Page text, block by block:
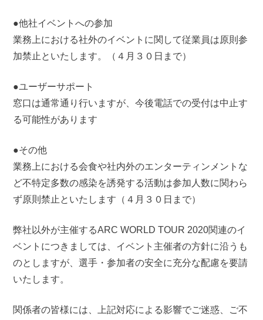
●他社イベントへの参加
業務上における社外のイベントに関して従業員は原則参
加禁止といたします。（４月３０日まで）
●ユーザーサポート
窓口は通常通り行いますが、今後電話での受付は中止す
る可能性があります
●その他
業務上における会食や社内外のエンターティンメントな
ど不特定多数の感染を誘発する活動は参加人数に関わら
ず原則禁止といたします（４月３０日まで）
弊社以外が主催するARC WORLD TOUR 2020関連のイ
ベントにつきましては、イベント主催者の方針に沿うも
のとしますが、選手・参加者の安全に充分な配慮を要請
いたします。
関係者の皆様には、上記対応による影響でご迷惑、ご不